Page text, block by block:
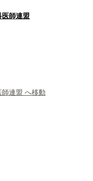
師連盟
連盟 へ移動